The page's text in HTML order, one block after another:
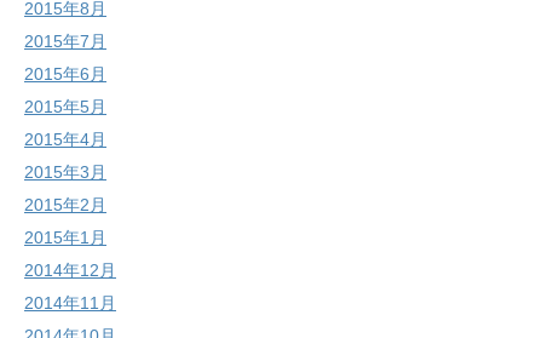
2015年8月
2015年7月
2015年6月
2015年5月
2015年4月
2015年3月
2015年2月
2015年1月
2014年12月
2014年11月